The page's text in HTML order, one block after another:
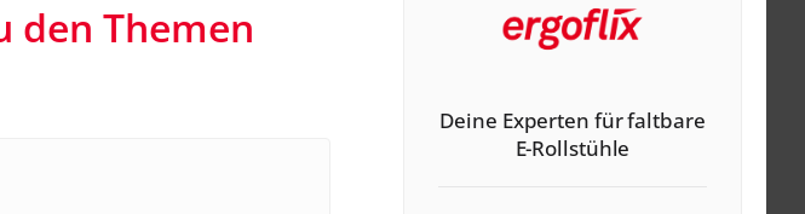
den Themen
Deine Experten für faltbare
E-Rollstühle